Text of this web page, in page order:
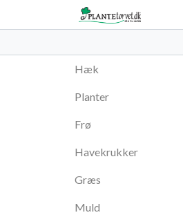
Hæk
Planter
Frø
Havekrukker
Græs
Muld